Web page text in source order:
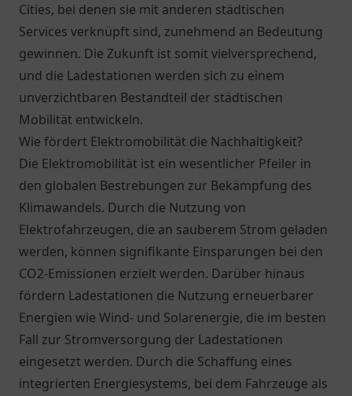
Cities, bei denen sie mit anderen städtischen
Services verknüpft sind, zunehmend an Bedeutung
gewinnen. Die Zukunft ist somit vielversprechend,
und die Ladestationen werden sich zu einem
unverzichtbaren Bestandteil der städtischen
Mobilität entwickeln.
Wie fördert Elektromobilität die Nachhaltigkeit?
Die Elektromobilität ist ein wesentlicher Pfeiler in
den globalen Bestrebungen zur Bekämpfung des
Klimawandels. Durch die Nutzung von
Elektrofahrzeugen, die an sauberem Strom geladen
werden, können signifikante Einsparungen bei den
CO2-Emissionen erzielt werden. Darüber hinaus
fördern Ladestationen die Nutzung erneuerbarer
Energien wie Wind- und Solarenergie, die im besten
Fall zur Stromversorgung der Ladestationen
eingesetzt werden. Durch die Schaffung eines
integrierten Energiesystems, bei dem Fahrzeuge als